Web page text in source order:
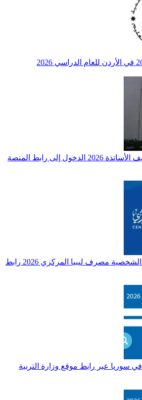
نتائج مسابقة توظيف الأساتذة 2026 الدخول إلى رابط المنصة
منظومة الأغراض الشخصية مصرف ليبيا المركزي 2026 رابط
نتائج التاسع 2026 في سوريا عبر رابط موقع وزارة التربية